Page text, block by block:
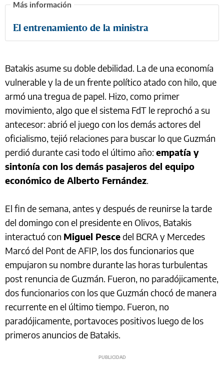
El entrenamiento de la ministra
Batakis asume su doble debilidad. La de una economía
vulnerable y la de un frente político atado con hilo, que
armó una tregua de papel. Hizo, como primer
movimiento, algo que el sistema FdT le reprochó a su
antecesor: abrió el juego con los demás actores del
oficialismo, tejió relaciones para buscar lo que Guzmán
perdió durante casi todo el último año: empatía y
sintonía con los demás pasajeros del equipo
económico de Alberto Fernández.
El fin de semana, antes y después de reunirse la tarde
del domingo con el presidente en Olivos, Batakis
interactuó con Miguel Pescedel BCRA y Mercedes
Marcó del Pont de AFIP, los dos funcionarios que
empujaron su nombre durante las horas turbulentas
post renuncia de Guzmán. Fueron, no paradójicamente,
dos funcionarios con los que Guzmán chocó de manera
recurrente en el último tiempo. Fueron, no
paradójicamente, portavoces positivos luego de los
primeros anuncios de Batakis.